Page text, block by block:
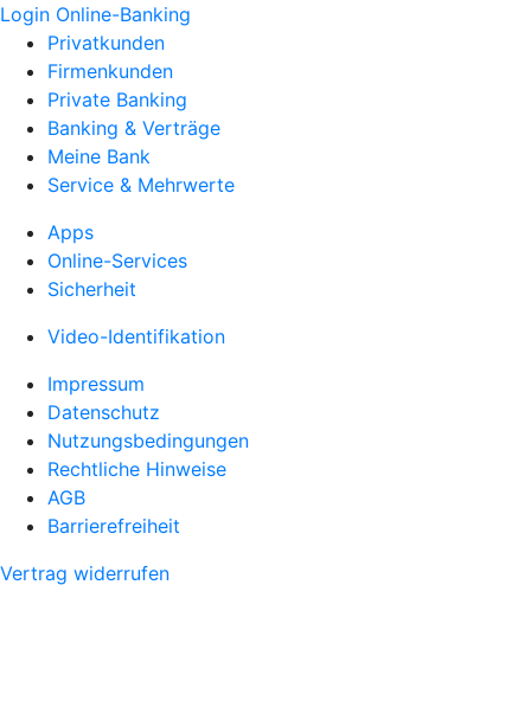
Login Online-Banking
Privatkunden
Firmenkunden
Private Banking
Banking & Verträge
Meine Bank
Service & Mehrwerte
Apps
Online-Services
Sicherheit
Video-Identifikation
Impressum
Datenschutz
Nutzungsbedingungen
Rechtliche Hinweise
AGB
Barrierefreiheit
Vertrag widerrufen